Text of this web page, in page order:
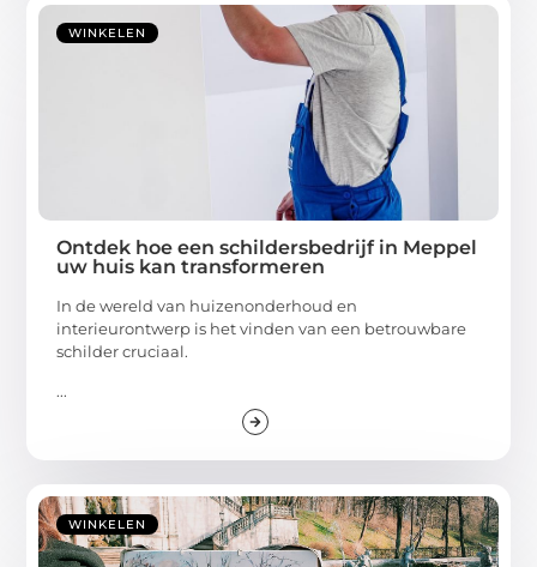
WINKELEN
Ontdek hoe een schildersbedrijf in Meppel
uw huis kan transformeren
In de wereld van huizenonderhoud en
interieurontwerp is het vinden van een betrouwbare
schilder cruciaal.
...
WINKELEN